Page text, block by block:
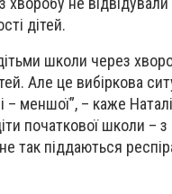
дітей.
школи через
Але це вибіркова
– меншої”, – каже
початкової школи –
так піддаються